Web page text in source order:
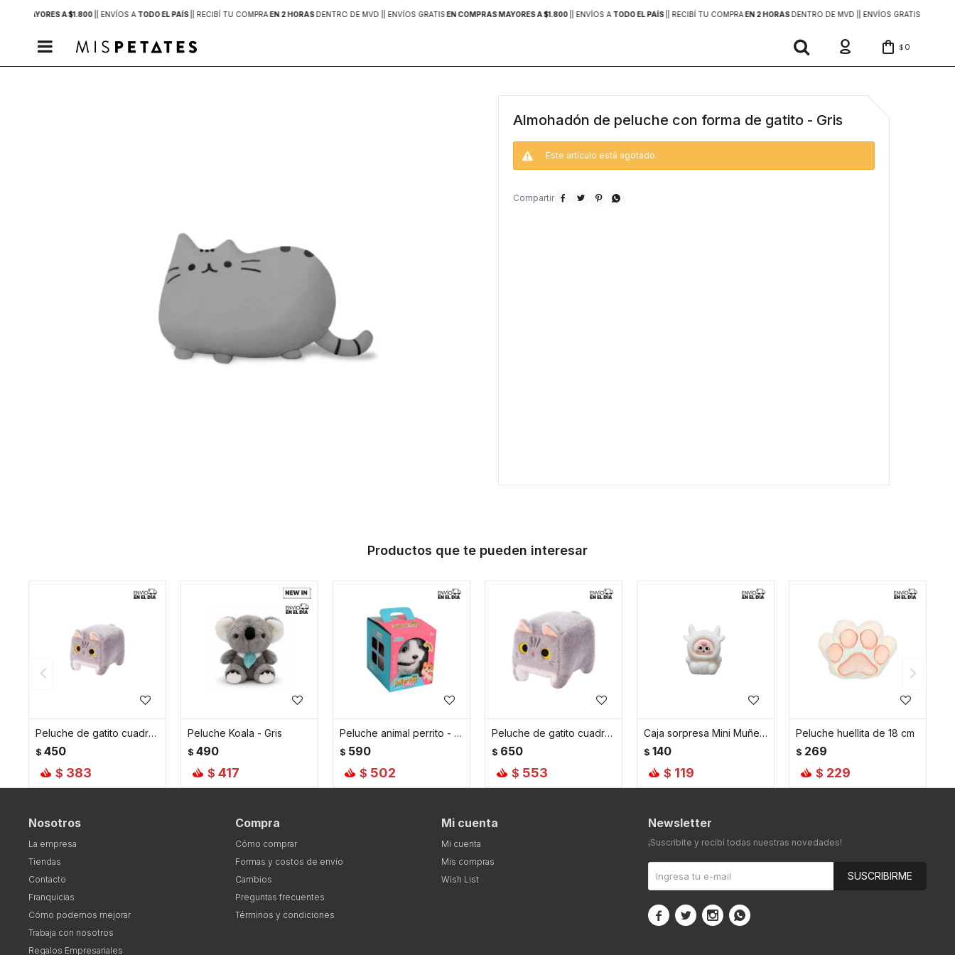
MAYORES A $1.800 | ENVÍOS A TODO EL PAÍS | RECIBÍ TU COMPRAEN 2 HORASDENTRO DE MVD | | ENVÍOS GRATISEN COMPRAS MAYORES A $1.800 | ENVÍOS A TODO EL PAÍS | RECIBÍ TU COMPRAEN 2 HORASDENTRO DE MVD | | ENVÍOS GRATIS
 $ 0
Almohadón de peluche con forma de gatito - Gris
Este artículo está agotado.
   
Productos que te pueden interesar
Peluche de gatito cuadrado chico - Gris
$ 450
$ 383
Peluche Koala - Gris
$ 490
$ 417
Peluche animal perrito - Gris
$ 590
$ 502
Peluche de gatito cuadrado grande - Gris
$ 650
$ 553
Caja sorpresa Mini Muñeco Animalitos
$ 140
$ 119
Peluche huellita de 18 cm
$ 269
$ 229
Nosotros
La empresa
Tiendas
Contacto
Franquicias
Cómo podemos mejorar
Trabaja con nosotros
Regalos Empresariales
Compra
Cómo comprar
Formas y costos de envío
Cambios
Preguntas frecuentes
Términos y condiciones
Mi cuenta
Mi cuenta
Mis compras
Wish List
Newsletter
¡Suscribite y recibí todas nuestras novedades!
SUSCRIBIRME
   